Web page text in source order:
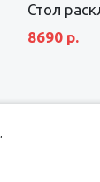
Стол
8690 р.